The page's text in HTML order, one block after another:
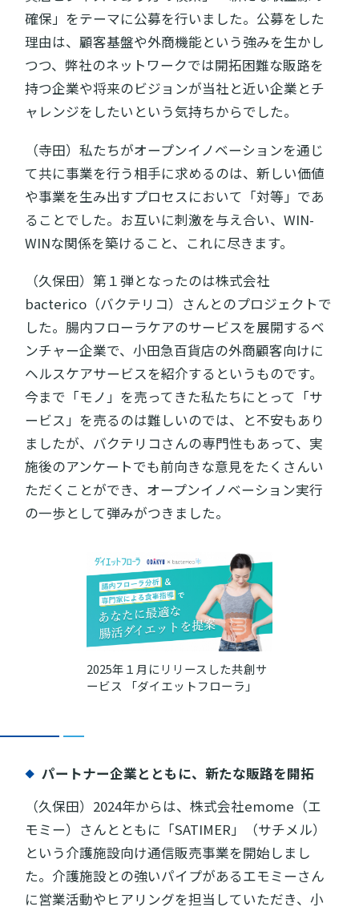
確保」をテーマに公募を行いました。公募をした
理由は、顧客基盤や外商機能という強みを生かし
つつ、弊社のネットワークでは開拓困難な販路を
持つ企業や将来のビジョンが当社と近い企業とチ
ャレンジをしたいという気持ちからでした。
（寺田）私たちがオープンイノベーションを通じ
て共に事業を行う相手に求めるのは、新しい価値
や事業を生み出すプロセスにおいて「対等」であ
ることでした。お互いに刺激を与え合い、WIN-
WINな関係を築けること、これに尽きます。
（久保田）第１弾となったのは株式会社
bacterico（バクテリコ）さんとのプロジェクトで
した。腸内フローラケアのサービスを展開するベ
ンチャー企業で、小田急百貨店の外商顧客向けに
ヘルスケアサービスを紹介するというものです。
今まで「モノ」を売ってきた私たちにとって「サ
ービス」を売るのは難しいのでは、と不安もあり
ましたが、バクテリコさんの専門性もあって、実
施後のアンケートでも前向きな意見をたくさんい
ただくことができ、オープンイノベーション実行
の一歩として弾みがつきました。
2025年１月にリリースした共創サ
ービス 「ダイエットフローラ」
パートナー企業とともに、新たな販路を開拓
（久保田）2024年からは、株式会社emome（エ
モミー）さんとともに「SATIMER」（サチメル）
という介護施設向け通信販売事業を開始しまし
た。介護施設との強いパイプがあるエモミーさん
に営業活動やヒアリングを担当していただき、小